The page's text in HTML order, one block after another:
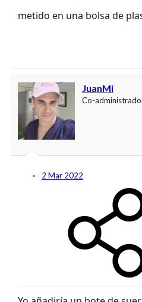
metido en una bolsa de
JuanMi
Co-
2 Mar 2022